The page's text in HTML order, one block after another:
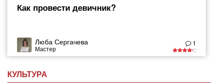
Как провести девичник?
Люба Сергачева
Мастер
1
КУЛЬТУРА